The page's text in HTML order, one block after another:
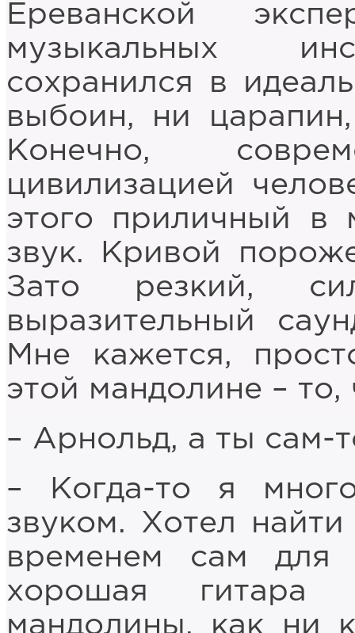
Ереванской
музыкальных
сохранился в
выбоин, ни
Конечно,
цивилизацией
этого приличный в
звук. Кривой
Зато резкий,
выразительный
Мне кажется,
этой мандолине – то,
– Арнольд, а ты сам-
– Когда-то я
звуком. Хотел
временем сам для
хорошая гитара
мандолины, как ни